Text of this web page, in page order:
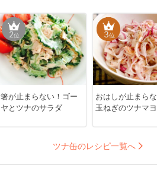
2位
箸が止まらない！ゴー
ヤとツナのサラダ
3位
おはしが止まら
玉ねぎのツナマ
ツナ缶のレシピ一覧へ